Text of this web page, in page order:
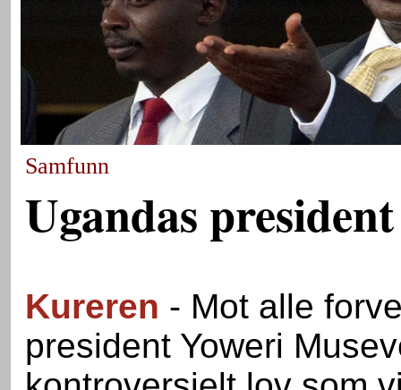
Samfunn
Ugandas
Kureren - Mot alle
president Yoweri